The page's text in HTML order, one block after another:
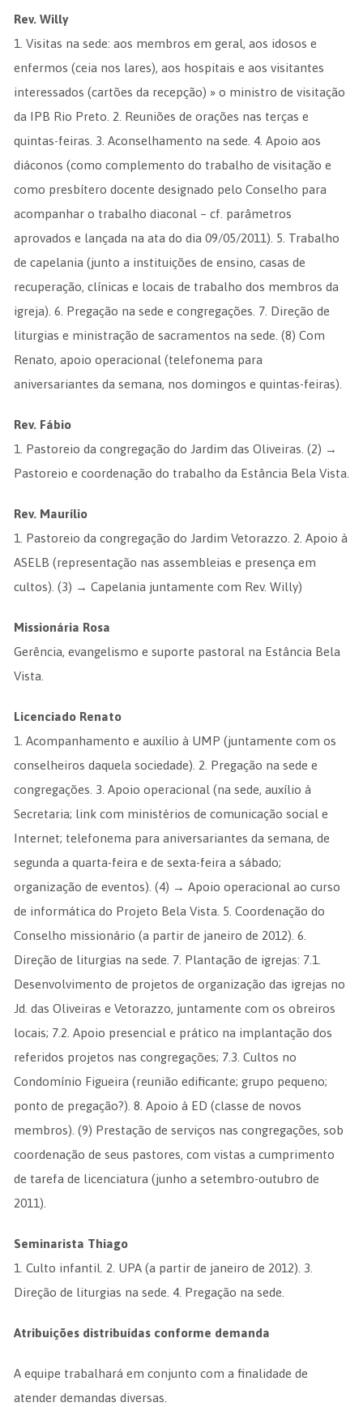
Rev. Willy
1. Visitas na sede: aos membros em geral, aos idosos e
enfermos (ceia nos lares), aos hospitais e aos visitantes
interessados (cartões da recepção) » o ministro de visitação
da IPB Rio Preto. 2. Reuniões de orações nas terças e
quintas-feiras. 3. Aconselhamento na sede. 4. Apoio aos
diáconos (como complemento do trabalho de visitação e
como presbítero docente designado pelo Conselho para
acompanhar o trabalho diaconal – cf. parâmetros
aprovados e lançada na ata do dia 09/05/2011). 5. Trabalho
de capelania (junto a instituições de ensino, casas de
recuperação, clínicas e locais de trabalho dos membros da
igreja). 6. Pregação na sede e congregações. 7. Direção de
liturgias e ministração de sacramentos na sede. (8) Com
Renato, apoio operacional (telefonema para
aniversariantes da semana, nos domingos e quintas-feiras).
Rev. Fábio
1. Pastoreio da congregação do Jardim das Oliveiras. (2) →
Pastoreio e coordenação do trabalho da Estância Bela Vista.
Rev. Maurílio
1. Pastoreio da congregação do Jardim Vetorazzo. 2. Apoio à
ASELB (representação nas assembleias e presença em
cultos). (3) → Capelania juntamente com Rev. Willy)
Missionária Rosa
Gerência, evangelismo e suporte pastoral na Estância Bela
Vista.
Licenciado Renato
1. Acompanhamento e auxílio à UMP (juntamente com os
conselheiros daquela sociedade). 2. Pregação na sede e
congregações. 3. Apoio operacional (na sede, auxílio à
Secretaria; link com ministérios de comunicação social e
Internet; telefonema para aniversariantes da semana, de
segunda a quarta-feira e de sexta-feira a sábado;
organização de eventos). (4) → Apoio operacional ao curso
de informática do Projeto Bela Vista. 5. Coordenação do
Conselho missionário (a partir de janeiro de 2012). 6.
Direção de liturgias na sede. 7. Plantação de igrejas: 7.1.
Desenvolvimento de projetos de organização das igrejas no
Jd. das Oliveiras e Vetorazzo, juntamente com os obreiros
locais; 7.2. Apoio presencial e prático na implantação dos
referidos projetos nas congregações; 7.3. Cultos no
Condomínio Figueira (reunião edificante; grupo pequeno;
ponto de pregação?). 8. Apoio à ED (classe de novos
membros). (9) Prestação de serviços nas congregações, sob
coordenação de seus pastores, com vistas a cumprimento
de tarefa de licenciatura (junho a setembro-outubro de
2011).
Seminarista Thiago
1. Culto infantil. 2. UPA (a partir de janeiro de 2012). 3.
Direção de liturgias na sede. 4. Pregação na sede.
Atribuições distribuídas conforme demanda
A equipe trabalhará em conjunto com a finalidade de
atender demandas diversas.